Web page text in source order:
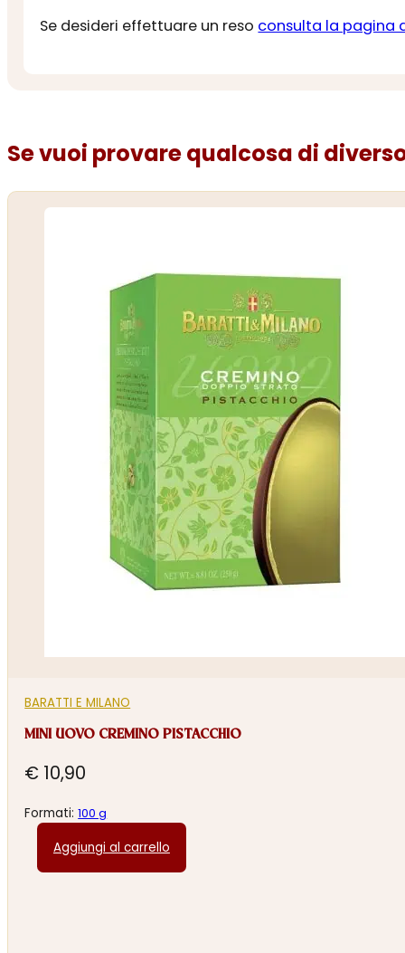
Se desideri effettuare un reso consulta la pagina
Se vuoi provare qualcosa di
BARATTI E MILANO
MINI UOVO CREMINO PISTACCHIO
€ 10,90
Formati:100 g
Aggiungi al carrello